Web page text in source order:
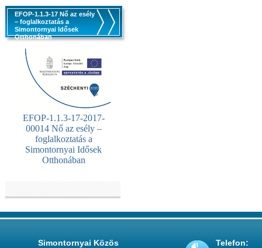
EFOP-1.1.3-17 Nő az esély
– foglalkoztatás a
Simontornyai Idősek
Otthonában
EFOP-1.1.3-17-2017-
00014 Nő az esély –
foglalkoztatás a
Simontornyai Idősek
Otthonában
Simontornyai Közös
Telefon: